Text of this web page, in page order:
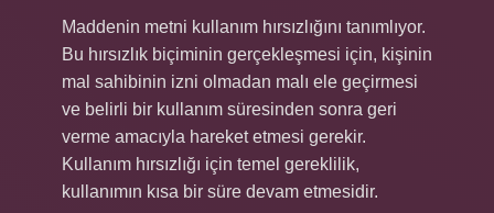
Maddenin metni kullanım hırsızlığını tanımlıyor.
Bu hırsızlık biçiminin gerçekleşmesi için, kişinin
mal sahibinin izni olmadan malı ele geçirmesi
ve belirli bir kullanım süresinden sonra geri
verme amacıyla hareket etmesi gerekir.
Kullanım hırsızlığı için temel gereklilik,
kullanımın kısa bir süre devam etmesidir.